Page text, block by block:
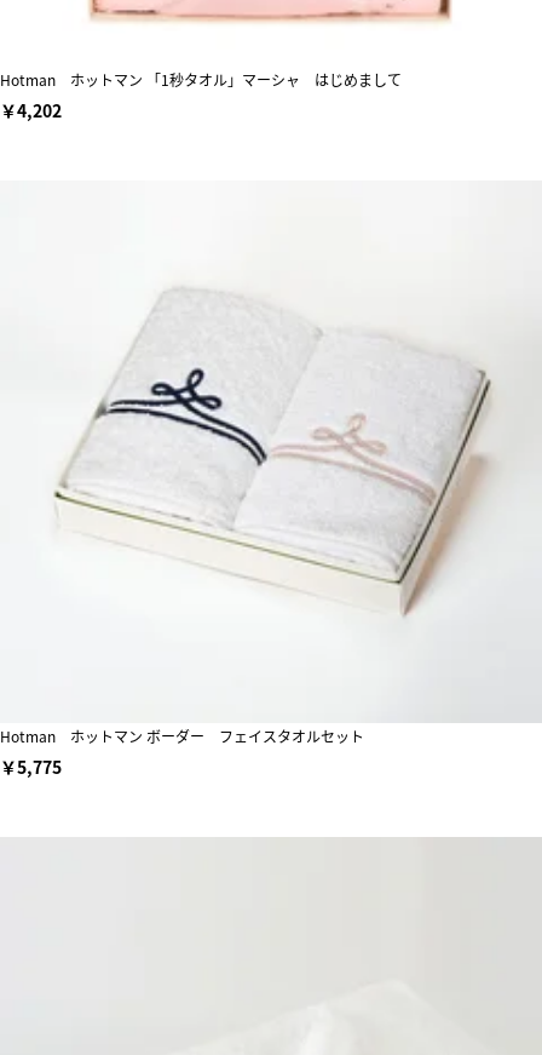
Hotman ホットマン 「1秒タオル」マーシャ はじめまして
￥4,202
Hotman ホットマン ボーダー フェイスタオルセット
￥5,775